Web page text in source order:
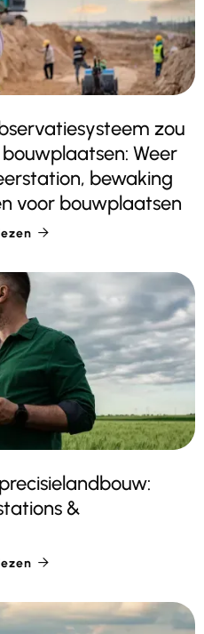
zou
Weer
bewaking
voor bouwplaatsen

&
